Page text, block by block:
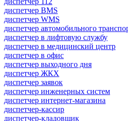
диспетчер BMS
диспетчер WMS
диспетчер автомобильного
диспетчер в лифтовую службу
диспетчер в медицинский центр
диспетчер в офис
диспетчер выходного дня
диспетчер ЖКХ
диспетчер заявок
диспетчер инженерных систем
диспетчер интернет-магазина
диспетчер-кассир
диспетчер-кладовщик